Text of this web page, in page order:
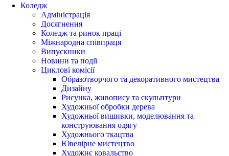
Коледж
Адміністрація
Досягнення
Коледж та ринок праці
Міжнародна співпраця
Випускники
Новини та події
Циклові комісії
Образотворчого та декоративного мистецтва
Дизайну
Рисунка, живопису та скульптури
Художньої обробки дерева
Художньої вишивки, моделювання та
конструювання одягу
Художнього ткацтва
Ювелірне мистецтво
Художнє ковальство